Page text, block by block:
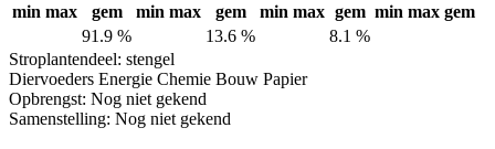
min max gem min max gem min max gem min max gem
91.9 %
13.6 %
8.1 %
Stroplantendeel: stengel
Diervoeders Energie Chemie Bouw Papier
Opbrengst: Nog niet gekend
Samenstelling: Nog niet gekend